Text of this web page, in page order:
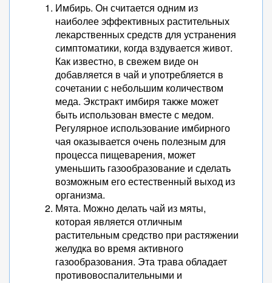
Имбирь. Он считается одним из
наиболее эффективных растительных
лекарственных средств для устранения
симптоматики, когда вздувается живот.
Как известно, в свежем виде он
добавляется в чай и употребляется в
сочетании с небольшим количеством
меда. Экстракт имбиря также может
быть использован вместе с медом.
Регулярное использование имбирного
чая оказывается очень полезным для
процесса пищеварения, может
уменьшить газообразование и сделать
возможным его естественный выход из
организма.
Мята. Можно делать чай из мяты,
которая является отличным
растительным средство при растяжении
желудка во время активного
газообразования. Эта трава обладает
противовоспалительными и